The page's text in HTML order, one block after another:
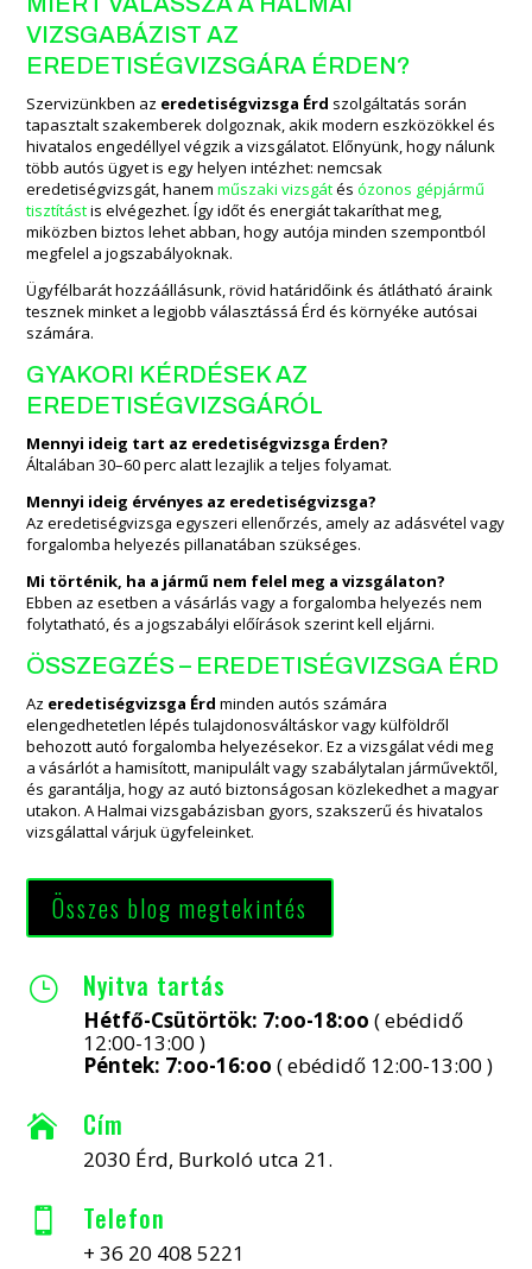
VIZSGABÁZIST AZ
EREDETISÉGVIZSGÁRA ÉRDEN?
Szervizünkben az eredetiségvizsga Érd szolgáltatás során
tapasztalt szakemberek dolgoznak, akik modern eszközökkel és
hivatalos engedéllyel végzik a vizsgálatot. Előnyünk, hogy nálunk
több autós ügyet is egy helyen intézhet: nemcsak
eredetiségvizsgát, hanemműszaki vizsgátésózonos gépjármű
tisztítástis elvégezhet. Így időt és energiát takaríthat meg,
miközben biztos lehet abban, hogy autója minden szempontból
megfelel a jogszabályoknak.
Ügyfélbarát hozzáállásunk, rövid határidőink és átlátható áraink
tesznek minket a legjobb választássá Érd és környéke autósai
számára.
GYAKORI KÉRDÉSEK AZ
EREDETISÉGVIZSGÁRÓL
Mennyi ideig tart az eredetiségvizsga Érden?
Általában 30–60 perc alatt lezajlik a teljes folyamat.
Mennyi ideig érvényes az eredetiségvizsga?
Az eredetiségvizsga egyszeri ellenőrzés, amely az adásvétel vagy
forgalomba helyezés pillanatában szükséges.
Mi történik, ha a jármű nem felel meg a vizsgálaton?
Ebben az esetben a vásárlás vagy a forgalomba helyezés nem
folytatható, és a jogszabályi előírások szerint kell eljárni.
ÖSSZEGZÉS – EREDETISÉGVIZSGA ÉRD
Az eredetiségvizsga Érd minden autós számára
elengedhetetlen lépés tulajdonosváltáskor vagy külföldről
behozott autó forgalomba helyezésekor. Ez a vizsgálat védi meg
a vásárlót a hamisított, manipulált vagy szabálytalan járművektől,
és garantálja, hogy az autó biztonságosan közlekedhet a magyar
utakon. A Halmai vizsgabázisban gyors, szakszerű és hivatalos
vizsgálattal várjuk ügyfeleinket.
Összes blog megtekintés
} Nyitva tartás
Hétfő-Csütörtök: 7:oo-18:oo ( ebédidő
12:00-13:00 )
Péntek: 7:oo-16:oo ( ebédidő 12:00-13:00 )
 Cím
2030 Érd, Burkoló utca 21.
 Telefon
+ 36 20 408 5221